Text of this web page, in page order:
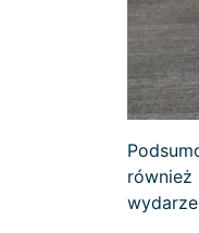
również